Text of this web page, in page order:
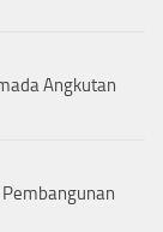
Angkutan